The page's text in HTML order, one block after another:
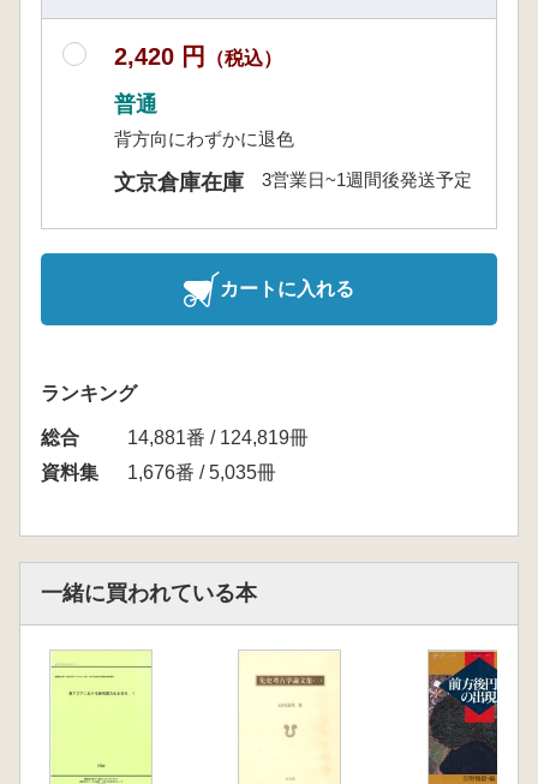
2,420 円 （税込）
普通
背方向にわずかに退色
文京倉庫在庫 3営業日~1週間後発送予定
カートに入れる
ランキング
総合
14,881番 / 124,819冊
資料集
1,676番 / 5,035冊
一緒に買われている本